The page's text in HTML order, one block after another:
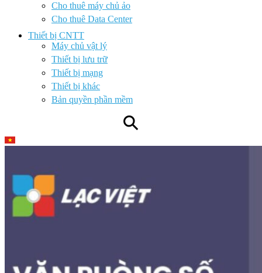
Cho thuê máy chủ ảo
Cho thuê Data Center
Thiết bị CNTT
Máy chủ vật lý
Thiết bị lưu trữ
Thiết bị mạng
Thiết bị khác
Bản quyền phần mềm
⚲